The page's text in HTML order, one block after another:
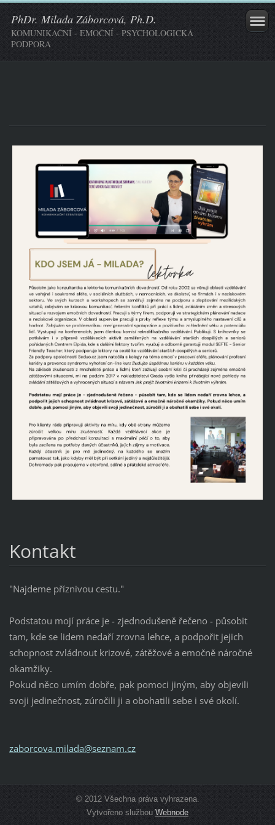
PhDr. Milada Záborcová, Ph.D.
KOMUNIKAČNÍ - EMOČNÍ - PSYCHOLOGICKÁ
PODPORA
Kontakt
"Najdeme příznivou cestu."
Podstatou mojí práce je - zjednodušeně řečeno - působit
tam, kde se lidem nedaří zrovna lehce, a podpořit jejich
schopnost zvládnout krizové, zátěžové a emočně náročné
okamžiky.
Pokud něco umím dobře, pak pomoci jiným, aby objevili
svoji jedinečnost, zúročili ji a obohatili sebe i své okolí.
zaborcova.milada@seznam.cz
© 2012 Všechna práva vyhrazena.
Vytvořeno službouWebnode